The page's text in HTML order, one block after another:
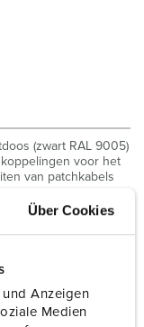
Über Cookies
Anzeigen
Medien
(zwart RAL 9005)
voor het
van patchkabels